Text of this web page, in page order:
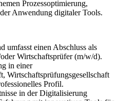
Prozessoptimierung,
Anwendung digitaler Tools.
umfasst einen Abschluss als
Wirtschaftsprüfer (m/w/d).
in einer
Wirtschaftsprüfungsgesellschaft
Profil.
in der Digitalisierung